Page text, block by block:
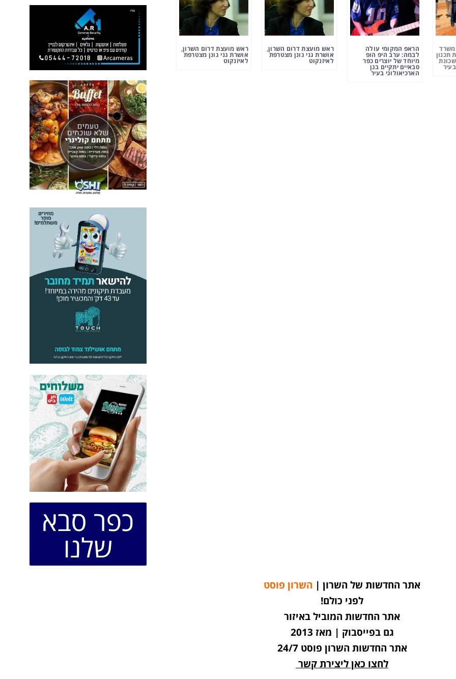
תכנון
הראפ המקומי עולה
לבמה: ערב היפ הופ
מיוחד של יוצרים כפר
סבאיים יתקיים בגן
הארכיאולוגי בעיר
ראש מועצת דרום השרון,
אושרת גני גונן מצטרפת
לאיזנקוט
ראש מועצת דרום השרון,
אושרת גני גונן מצטרפת
לאיזנקוט
כפר סבא
שלנו
אתר החדשות של השרון | השרון פוסט
לפני כולם!
אתר החדשות המוביל באיזור
גם בפייסבוק | מאז 2013
אתר החדשות השרון פוסט 24/7
לחצו כאן ליצירת קשר